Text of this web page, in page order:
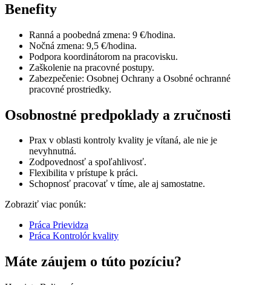
Benefity
Ranná a poobedná zmena: 9 €/hodina.
Nočná zmena: 9,5 €/hodina.
Podpora koordinátorom na pracovisku.
Zaškolenie na pracovné postupy.
Zabezpečenie: Osobnej Ochrany a Osobné ochranné
pracovné prostriedky.
Osobnostné predpoklady a zručnosti
Prax v oblasti kontroly kvality je vítaná, ale nie je
nevyhnutná.
Zodpovednosť a spoľahlivosť.
Flexibilita v prístupe k práci.
Schopnosť pracovať v tíme, ale aj samostatne.
Zobraziť viac ponúk:
Práca Prievidza
Práca Kontrolór kvality
Máte záujem o túto pozíciu?